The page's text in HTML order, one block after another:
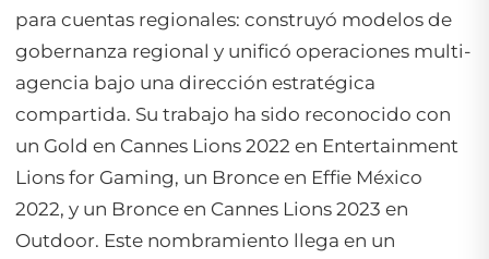
para cuentas regionales: construyó modelos de
gobernanza regional y unificó operaciones multi-
agencia bajo una dirección estratégica
compartida. Su trabajo ha sido reconocido con
un Gold en Cannes Lions 2022 en Entertainment
Lions for Gaming, un Bronce en Effie México
2022, y un Bronce en Cannes Lions 2023 en
Outdoor. Este nombramiento llega en un